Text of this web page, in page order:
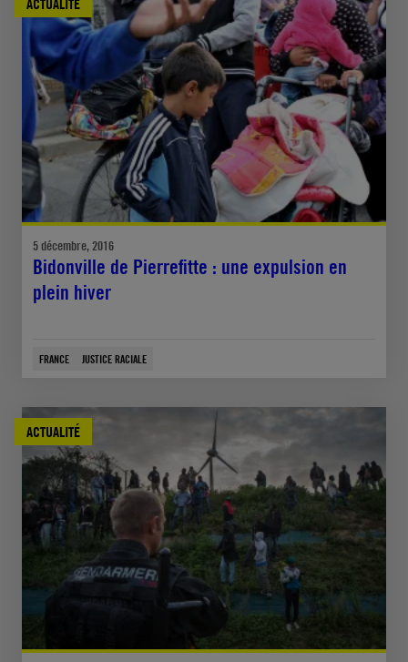
5 décembre, 2016
Bidonville de Pierrefitte : une expulsion en
plein hiver
FRANCE JUSTICE RACIALE
ACTUALITÉ